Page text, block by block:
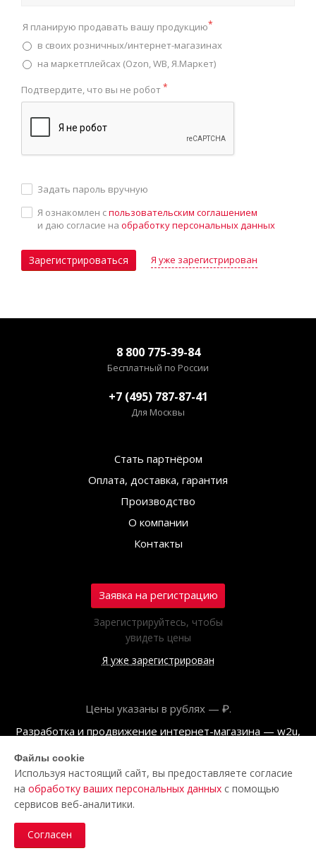
Я планирую продавать вашу продукцию*
в своих розничных/интернет-магазинах
на маркетплейсах (Ozon, WB, Я.Маркет)
Подтвердите, что вы не робот*
Задать пароль вручную
Я ознакомлен спользовательским соглашением
и даю согласие на обработку персональных данных
Зарегистрироваться Я уже зарегистрирован
8 800 775-39-84
Бесплатный по России
+7 (495) 787-87-41
Для Москвы
Стать партнёром
Оплата, доставка, гарантия
Производство
О компании
Контакты
Заявка на регистрацию
Зарегистрируйтесь, чтобы
увидеть цены
Я уже зарегистрирован
Цены указаны в рублях — ₽.
Разработка и продвижение интернет-магазина — w2u,
© ООО «Полар центр», 2026
Пользовательское соглашение
Политика обработки персональных данных
Файлы cookie
Используя настоящий сайт, вы предоставляете согласие
на обработку ваших персональных данных с помощью
сервисов веб-аналитики.
Согласен